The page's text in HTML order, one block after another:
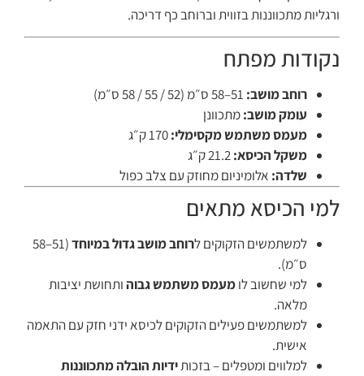
ורגליות מתכווננות בזווית וברוחב כף דריכה.
נקודות מפתח
רוחב מושב:
עומק מושב:מתכוונן
מעמס משתמש מקסימלי:
משקל הכיסא:
שלדה: אלומיניום מחוזק עם צלב כפול
למי הכיסא מתאים
למשתמשים הזקוקים לרוחב מושב גדול במיוחד
(51–58
ס״מ).
למי שחשוב לומעמס משתמש גבוהותחושת יציבות
מלאה.
למשתמשים פעילים הזקוקים לכיסא ידני חזק עם התאמה
אישית.
למלווים ומטפלים – בזכותידיות הובלה מתכווננות